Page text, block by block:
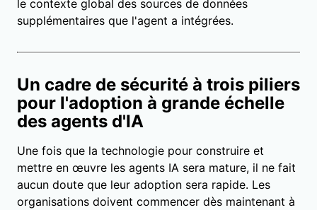
le contexte global des sources de données
supplémentaires que l'agent a intégrées.
Un cadre de sécurité à trois piliers
pour l'adoption à grande échelle
des agents d'IA
Une fois que la technologie pour construire et
mettre en œuvre les agents IA sera mature, il ne fait
aucun doute que leur adoption sera rapide. Les
organisations doivent commencer dès maintenant à